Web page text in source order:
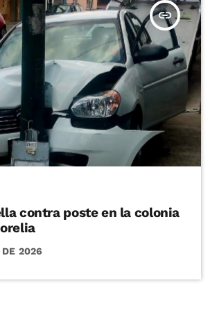
insert_link
contra poste en la colonia
DE 2026